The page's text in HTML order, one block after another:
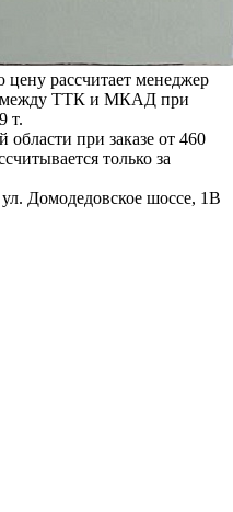
цену рассчитает менеджер
между ТТК и МКАД при
т.
области при заказе от 460
только за
Домодедовское шоссе, 1В